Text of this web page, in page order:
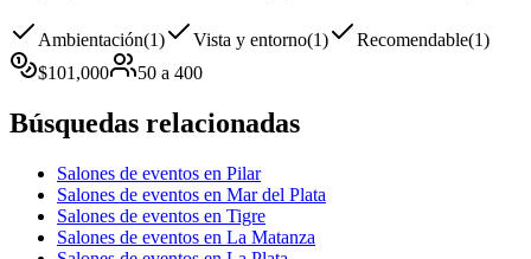
Ambientación(1) Vista y entorno(1) Recomendable(1)
$101,000 50 a 400
Búsquedas relacionadas
Salones de eventos en Pilar
Salones de eventos en Mar del Plata
Salones de eventos en Tigre
Salones de eventos en La Matanza